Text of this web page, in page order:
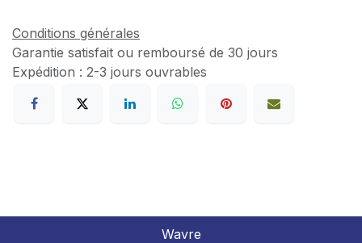
Conditions générales
Garantie satisfait ou remboursé de 30 jours
Expédition : 2-3 jours ouvrables
Wavre